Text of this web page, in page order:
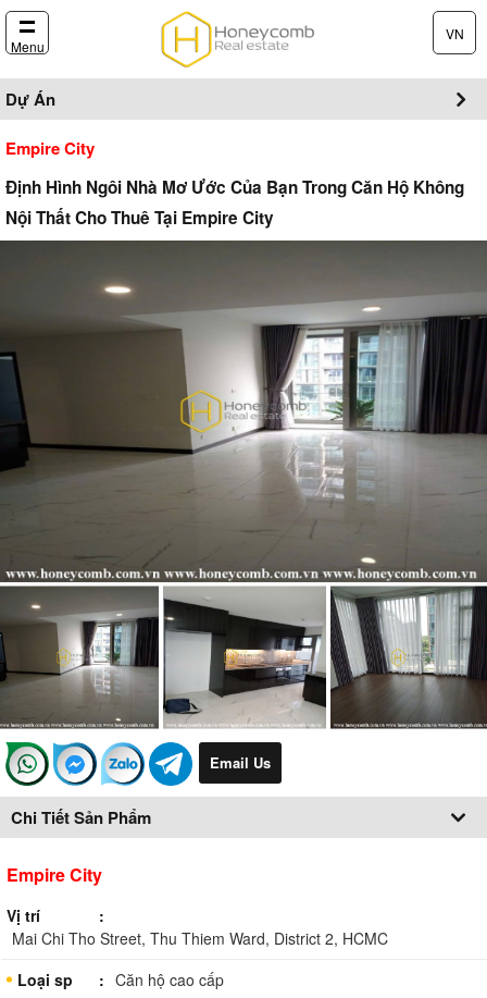
Menu
VN
Dự Án
Empire City
Định Hình Ngôi Nhà Mơ Ước Của Bạn Trong Căn Hộ Không
Nội Thất Cho Thuê Tại Empire City
Email Us
Chi Tiết Sản Phẩm
Empire City
Vị trí
Mai Chi Tho Street, Thu Thiem Ward, District 2, HCMC
Loại sp
Căn hộ cao cấp